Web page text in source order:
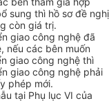
sung thì hồ sơ đề nghị
còn giá trị.
giao công nghệ đã
nếu các bên muốn
giao công nghệ thì
giao công nghệ phải
phép mới.
tại Phụ lục VI của